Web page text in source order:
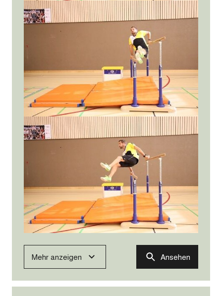
Mehr anzeigen Ansehen